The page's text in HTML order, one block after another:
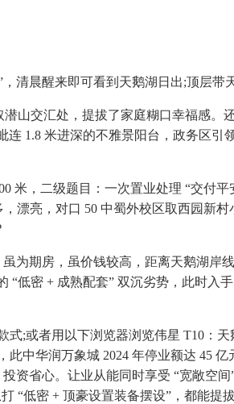
晨醒来即可看到天鹅湖日出;顶层带
交汇处，提拔了家庭糊口幸福感。
1.8 米进深的不雅景阳台，政务区
，二级题目：一次置业处理 “交付平
漂亮，对口 50 中蜀外校区取西园新
期房，虽价钱较高，距离天鹅湖岸
“低密 + 成熟配套” 双沉劣势，此时
;或者用以下浏览器浏览伟星 T10：
此中华润万象城 2024 年停业额达 45
资省心。让业从能同时享受 “宽敞空
“低密 + 顶豪设置装备摆设”，都能提